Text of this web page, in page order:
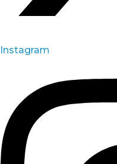
Instagram